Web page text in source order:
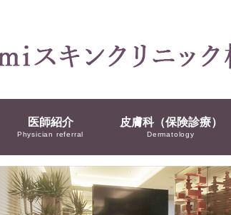
医師紹介
Physician referral
皮膚科（保険診療）
Dermatology